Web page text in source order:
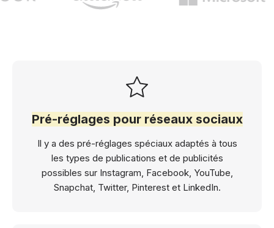
Pré-réglages pour réseaux sociaux
Il y a des pré-réglages spéciaux adaptés à tous
les types de publications et de publicités
possibles sur Instagram, Facebook, YouTube,
Snapchat, Twitter, Pinterest et LinkedIn.